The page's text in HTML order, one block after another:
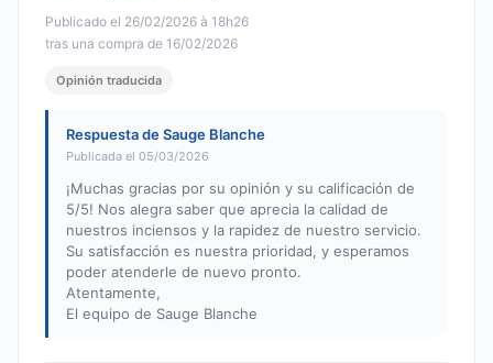
Publicado el 26/02/2026 à 18h26
tras una compra de 16/02/2026
Opinión traducida
Respuesta de Sauge Blanche
Publicada el 05/03/2026
¡Muchas gracias por su opinión y su calificación de
5/5! Nos alegra saber que aprecia la calidad de
nuestros inciensos y la rapidez de nuestro servicio.
Su satisfacción es nuestra prioridad, y esperamos
poder atenderle de nuevo pronto.
Atentamente,
El equipo de Sauge Blanche